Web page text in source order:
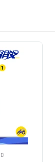
0